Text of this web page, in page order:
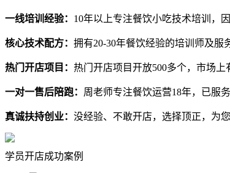
一线培训经验： 10年以上专注餐饮小吃技术培训，
核心技术配方： 拥有20-30年餐饮经验的培训师及服
热门开店项目： 热门开店项目开放500多个，市场上
一对一售后陪跑： 周老师专注餐饮运营18年，已服
真诚扶持创业： 没经验、不敢开店，选择顶正，为
学员开店成功案例